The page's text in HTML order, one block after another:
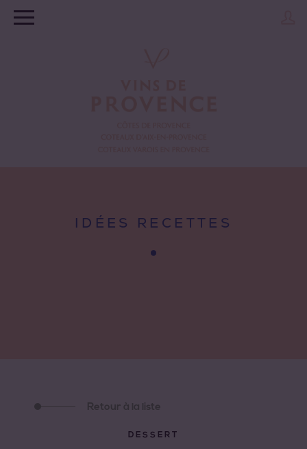
IDÉES RECETTES
Retour à la liste
DESSERT